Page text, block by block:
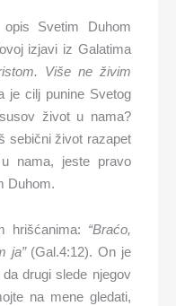
Svetim Duhom
izjavi iz Galatima
Više ne živim
je cilj punine Svetog
život u nama?
sebični život razapet
nama, jeste pravo
Duhom.
hrišćanima: “Braćo,
ja”(Gal.4:12). On je
drugi slede njegov
na mene gledati,